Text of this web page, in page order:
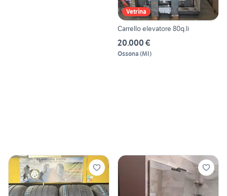
Vetrina
Carrello elevatore 80q.li
20.000 €
Ossona (MI)